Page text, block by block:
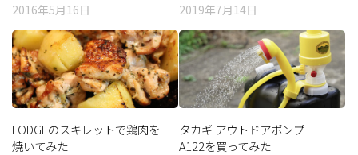
2016年5月16日 2019年7月14日
LODGEのスキレットで鶏肉を
焼いてみた
タカギ アウトドアポンプ
A122を買ってみた